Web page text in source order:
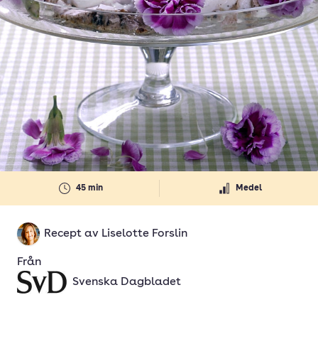
45 min Medel
Recept av Liselotte Forslin
Från
Svenska Dagbladet